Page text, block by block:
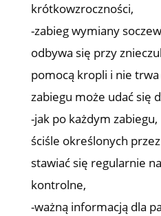
krótkowzroczności,
-zabieg wymiany
odbywa się przy
pomocą kropli i nie trwa
zabiegu może udać się
-jak po każdym
ściśle określonych
stawiać się regularnie
kontrolne,
-ważną informacją dla